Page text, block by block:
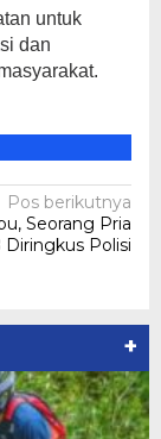
untuk
dan
Pos berikutnya
Seorang Pria
Diringkus Polisi
+